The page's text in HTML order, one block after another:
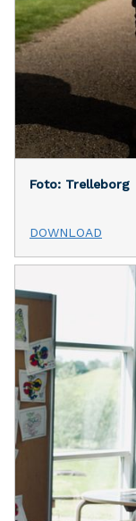
Foto: Trelleborg
DOWNLOAD